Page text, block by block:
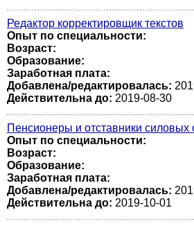
Редактор корректировщик текстов
Опыт по специальности:
Возраст:
Образование:
Заработная плата:
Добавлена/редактировалась:
Действительна до: 2019-08-30
Пенсионеры и отставники силовых
Опыт по специальности:
Возраст:
Образование:
Заработная плата:
Добавлена/редактировалась:
Действительна до: 2019-10-01